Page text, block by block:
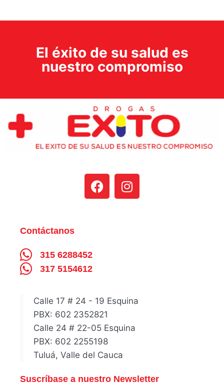
El éxito de su salud es
nuestro compromiso
Contáctanos
315 6288452
317 5154612
Calle 17 # 24 - 19 Esquina
PBX: 602 2352821
Calle 24 # 22-05 Esquina
PBX: 602 2255198
Tuluá, Valle del Cauca
Suscríbase a nuestro Newsletter